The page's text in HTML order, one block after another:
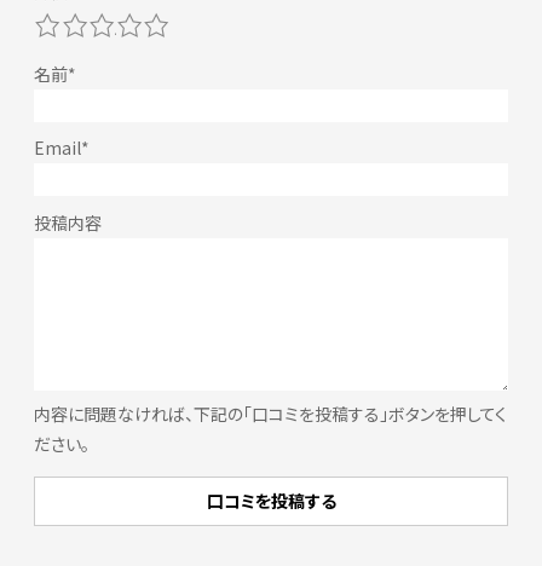
内容に問題なければ、下記の「口コミを投稿する」ボタンを押してく
ださい。
5
4
3
2